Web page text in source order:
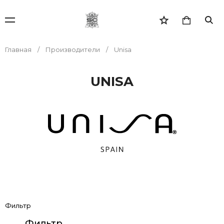
Главная Производители Unisa
UNISA
Фильтр